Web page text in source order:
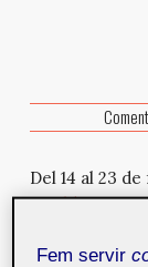
Del 14 al 23
World
lanzada desde
Fem servir